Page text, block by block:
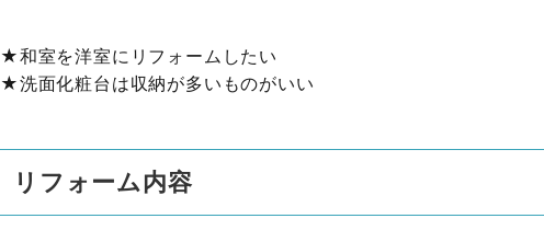
★和室を洋室にリフォームしたい
★洗面化粧台は収納が多いものがいい
リフォーム内容